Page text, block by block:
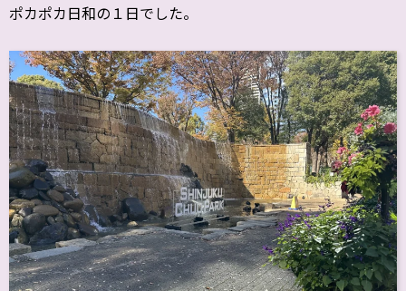
ポカポカ日和の１日でした。